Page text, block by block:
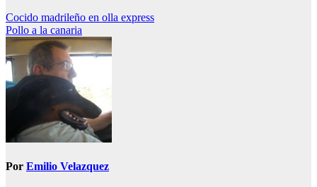
Navegación
de
entradas
Cocido madrileño en olla express
Pollo a la canaria
Por Emilio Velazquez